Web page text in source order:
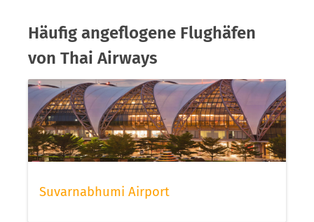
Häufig angeflogene Flughäfen
von Thai Airways
Suvarnabhumi Airport